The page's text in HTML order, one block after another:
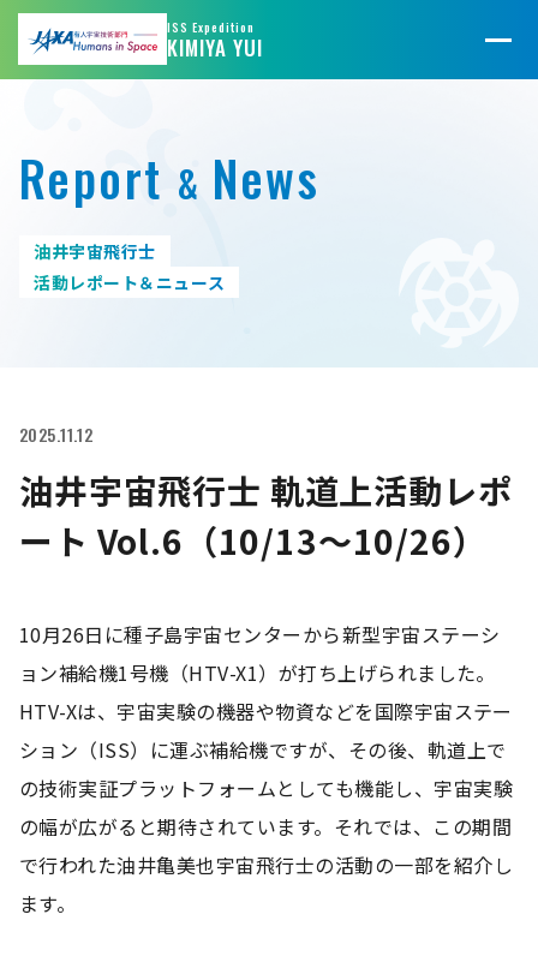
ISS Expedition
KIMIYA YUI
Report & News
油井宇宙飛行士
活動レポート＆ニュース
2025.11.12
油井宇宙飛行士 軌道上活動レポ
ート Vol.6（10/13〜10/26）
10月26日に種子島宇宙センターから新型宇宙ステーシ
ョン補給機1号機（HTV-X1）が打ち上げられました。
HTV-Xは、宇宙実験の機器や物資などを国際宇宙ステー
ション（ISS）に運ぶ補給機ですが、その後、軌道上で
の技術実証プラットフォームとしても機能し、宇宙実験
の幅が広がると期待されています。それでは、この期間
で行われた油井亀美也宇宙飛行士の活動の一部を紹介し
ます。